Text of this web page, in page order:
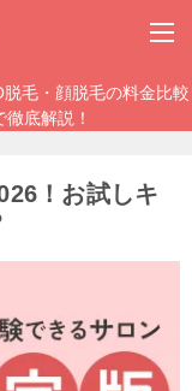
毛・顔脱毛の料金比較
底解説！
！お試しキ